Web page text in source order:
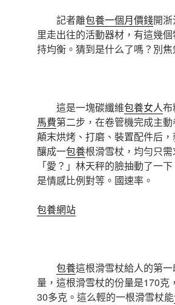
記者離包養一個月價錢開
里走出往的活動器材，有這幾
持均衡。猜到是什么了嗎？別
這是一塊碳纖維包養女人布
馬費第二步，在卷管機完成主
顛末烘烤、打磨、裝置配件后
釀成一包養根滑雪杖，均勻只
「愛？」林天秤的臉抽動了一
是情感比例對等。國速率。
包養網站
包養這根滑雪杖給人的第
量，這根滑雪杖的份量是170克
30多克。這么輕的一根滑雪杖能